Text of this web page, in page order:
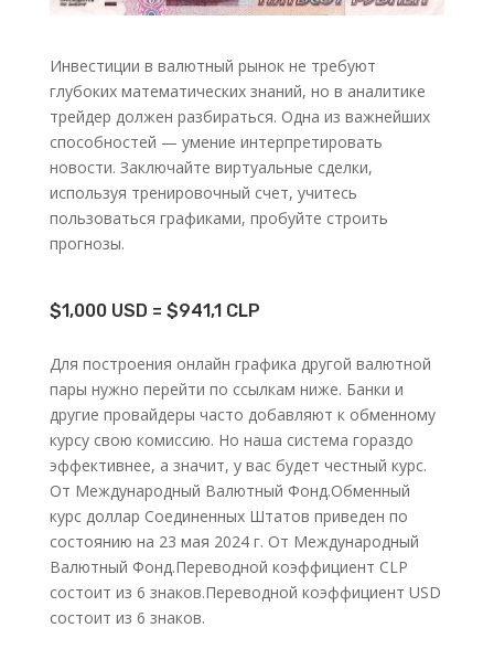
Инвестиции в валютный рынок не требуют
глубоких математических знаний, но в аналитике
трейдер должен разбираться. Одна из важнейших
способностей — умение интерпретировать
новости. Заключайте виртуальные сделки,
используя тренировочный счет, учитесь
пользоваться графиками, пробуйте строить
прогнозы.
$1,000 USD = $941,1 CLP
Для построения онлайн графика другой валютной
пары нужно перейти по ссылкам ниже. Банки и
другие провайдеры часто добавляют к обменному
курсу свою комиссию. Но наша система гораздо
эффективнее, а значит, у вас будет честный курс.
От Международный Валютный Фонд.Обменный
курс доллар Соединенных Штатов приведен по
состоянию на 23 мая 2024 г. От Международный
Валютный Фонд.Переводной коэффициент CLP
состоит из 6 знаков.Переводной коэффициент USD
состоит из 6 знаков.